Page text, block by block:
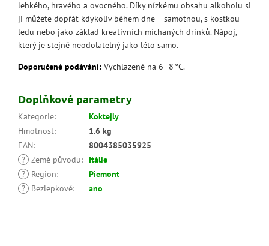
lehkého, hravého a ovocného. Díky nízkému obsahu alkoholu si
ji můžete dopřát kdykoliv během dne – samotnou, s kostkou
ledu nebo jako základ kreativních míchaných drinků. Nápoj,
který je stejně neodolatelný jako léto samo.
Doporučené podávání: Vychlazené na 6–8 °C.
Doplňkové parametry
Kategorie:
Koktejly
Hmotnost:
1.6 kg
EAN:
8004385035925
? Země původu:
Itálie
?
Region:
Piemont
?
Bezlepkové: ano